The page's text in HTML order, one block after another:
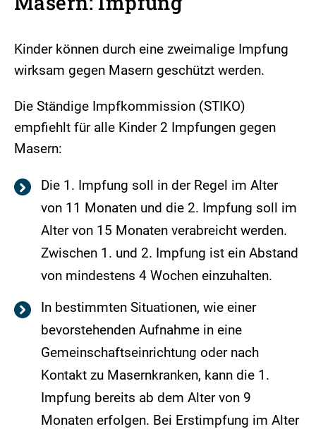
Kinder können durch eine zweimalige Impfung
wirksam gegen Masern geschützt werden.
Die Ständige Impfkommission (STIKO)
empfiehlt für alle Kinder 2 Impfungen gegen
Masern:
Die 1. Impfung soll in der Regel im Alter
von 11 Monaten und die 2. Impfung soll im
Alter von 15 Monaten verabreicht werden.
Zwischen 1. und 2. Impfung ist ein Abstand
von mindestens 4 Wochen einzuhalten.
In bestimmten Situationen, wie einer
bevorstehenden Aufnahme in eine
Gemeinschaftseinrichtung oder nach
Kontakt zu Masernkranken, kann die 1.
Impfung bereits ab dem Alter von 9
Monaten erfolgen. Bei Erstimpfung im Alter